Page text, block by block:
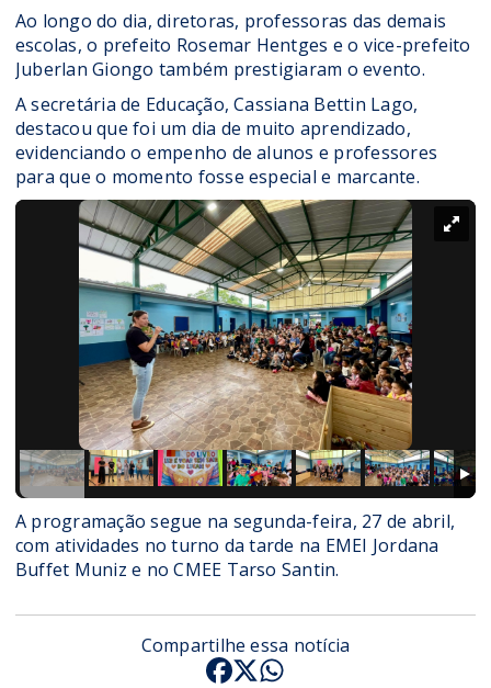
Ao longo do dia, diretoras, professoras das demais
escolas, o prefeito Rosemar Hentges e o vice-prefeito
Juberlan Giongo também prestigiaram o evento.
A secretária de Educação, Cassiana Bettin Lago,
destacou que foi um dia de muito aprendizado,
evidenciando o empenho de alunos e professores
para que o momento fosse especial e marcante.
A programação segue na segunda-feira, 27 de abril,
com atividades no turno da tarde na EMEI Jordana
Buffet Muniz e no CMEE Tarso Santin.
Compartilhe essa notícia